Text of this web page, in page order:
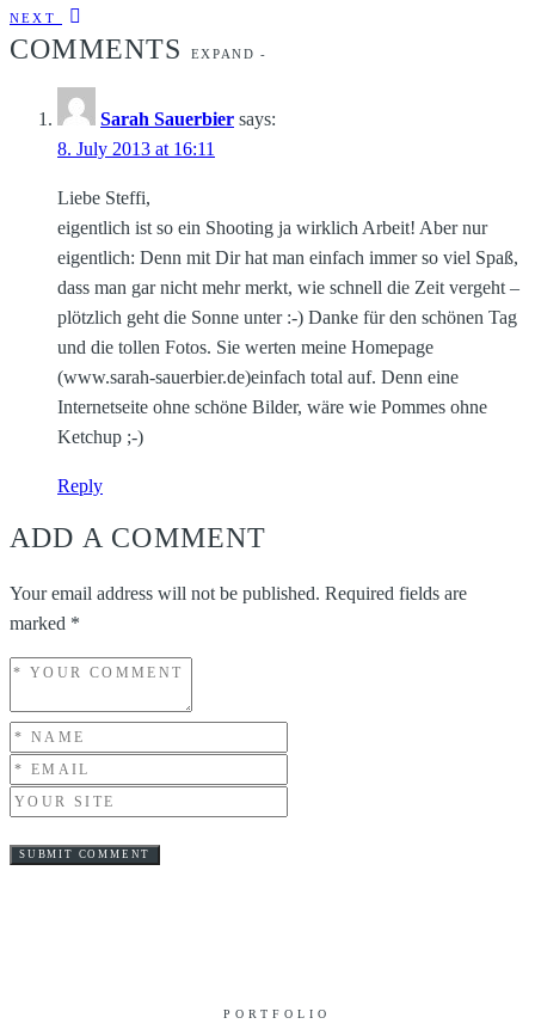
NEXT
COMMENTS EXPAND -
Sarah Sauerbier says:
8. July 2013 at 16:11
Liebe Steffi,
eigentlich ist so ein Shooting ja wirklich Arbeit! Aber nur
eigentlich: Denn mit Dir hat man einfach immer so viel Spaß,
dass man gar nicht mehr merkt, wie schnell die Zeit vergeht –
plötzlich geht die Sonne unter :-) Danke für den schönen Tag
und die tollen Fotos. Sie werten meine Homepage
(www.sarah-sauerbier.de)einfach total auf. Denn eine
Internetseite ohne schöne Bilder, wäre wie Pommes ohne
Ketchup ;-)
Reply
ADD A COMMENT
Your email address will not be published. Required fields are
marked *
PORTFOLIO